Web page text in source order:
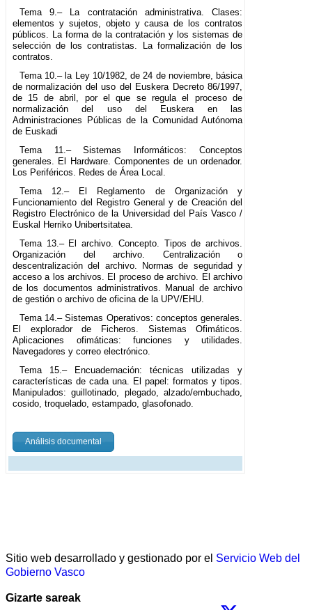
Tema 9.– La contratación administrativa. Clases:
elementos y sujetos, objeto y causa de los contratos
públicos. La forma de la contratación y los sistemas de
selección de los contratistas. La formalización de los
contratos.
Tema 10.– la Ley 10/1982, de 24 de noviembre, básica
de normalización del uso del Euskera Decreto 86/1997,
de 15 de abril, por el que se regula el proceso de
normalización del uso del Euskera en las
Administraciones Públicas de la Comunidad Autónoma
de Euskadi
Tema 11.– Sistemas Informáticos: Conceptos
generales. El Hardware. Componentes de un ordenador.
Los Periféricos. Redes de Área Local.
Tema 12.– El Reglamento de Organización y
Funcionamiento del Registro General y de Creación del
Registro Electrónico de la Universidad del País Vasco /
Euskal Herriko Unibertsitatea.
Tema 13.– El archivo. Concepto. Tipos de archivos.
Organización del archivo. Centralización o
descentralización del archivo. Normas de seguridad y
acceso a los archivos. El proceso de archivo. El archivo
de los documentos administrativos. Manual de archivo
de gestión o archivo de oficina de la UPV/EHU.
Tema 14.– Sistemas Operativos: conceptos generales.
El explorador de Ficheros. Sistemas Ofimáticos.
Aplicaciones ofimáticas: funciones y utilidades.
Navegadores y correo electrónico.
Tema 15.– Encuadernación: técnicas utilizadas y
características de cada una. El papel: formatos y tipos.
Manipulados: guillotinado, plegado, alzado/embuchado,
cosido, troquelado, estampado, glasofonado.
Análisis documental
Sitio web desarrollado y gestionado por el Servicio Web del
Gobierno Vasco
Gizarte sareak